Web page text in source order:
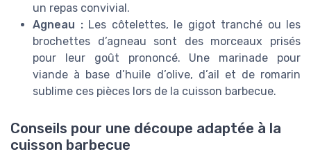
un repas convivial.
Agneau :Les côtelettes, le gigot tranché ou les
brochettes d’agneau sont des morceaux prisés
pour leur goût prononcé. Une marinade pour
viande à base d’huile d’olive, d’ail et de romarin
sublime ces pièces lors de la cuisson barbecue.
Conseils pour une découpe adaptée à la
cuisson barbecue